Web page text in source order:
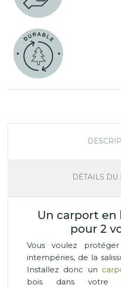
DÉTAILS DU
Un carport en
pour 2
Vous voulez
intempéries, de la
Installez donc un
bois dans votre